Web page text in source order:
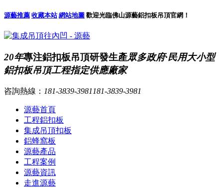
源藝推薦 收藏本站 網站地圖 歡迎光臨佛山源藝鋁扣板吊頂官網！
20年專注鋁扣板吊頂研發生產眾多政府·民用大小型
鋁扣板吊頂工程指定供應廠家
咨詢熱線： 181-3839-3981 181-3839-3981
源藝首頁
工程鋁扣板
集成吊頂扣板
鋁蜂窩板
源藝產品
工程案例
源藝資訊
走進源藝